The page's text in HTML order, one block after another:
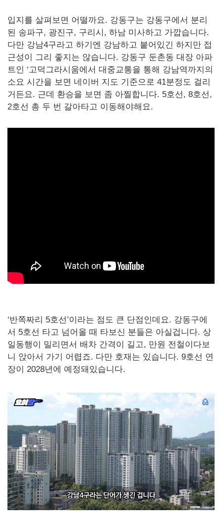
입지를 살펴보면 어떨까요. 강동구는 강동구에서 분리
된 송파구, 광진구, 구리시, 하남 미사하고 가깝습니다.
다만 강남4구라고 하기엔 강남하고 붙어있긴 하지만 접
근성이 그리 좋지는 않습니다. 강동구 둔촌동 대장 아파
트인 ‘고덕그라시움에서 대중교통을 통해 강남역까지의
소요 시간을 보면 네이버 지도 기준으로 41분정도 걸리
거든요. 근데 환승을 보면 좀 아찔합니다. 5호선, 8호선,
2호선 총 두 번 갈아타고 이동해야해요.
‘반쪽짜리 5호선’이라는 점도 큰 단점인데요. 강동구에
서 5호선 타고 넘어올 때 타보신 분들은 아실겁니다. 상
일동행이 밀리면서 배차 간격이 길고, 만원 전철이다보
니 앉아서 가기 어렵죠. 다만 호재는 있습니다. 9호선 연
장이 2028년에 예정돼있습니다.